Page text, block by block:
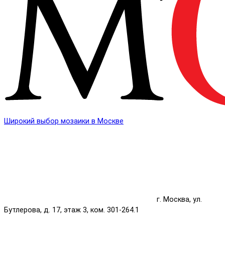
Широкий выбор мозаики в Москве
г. Москва, ул.
Бутлерова, д. 17, этаж 3, ком. 301-264.1